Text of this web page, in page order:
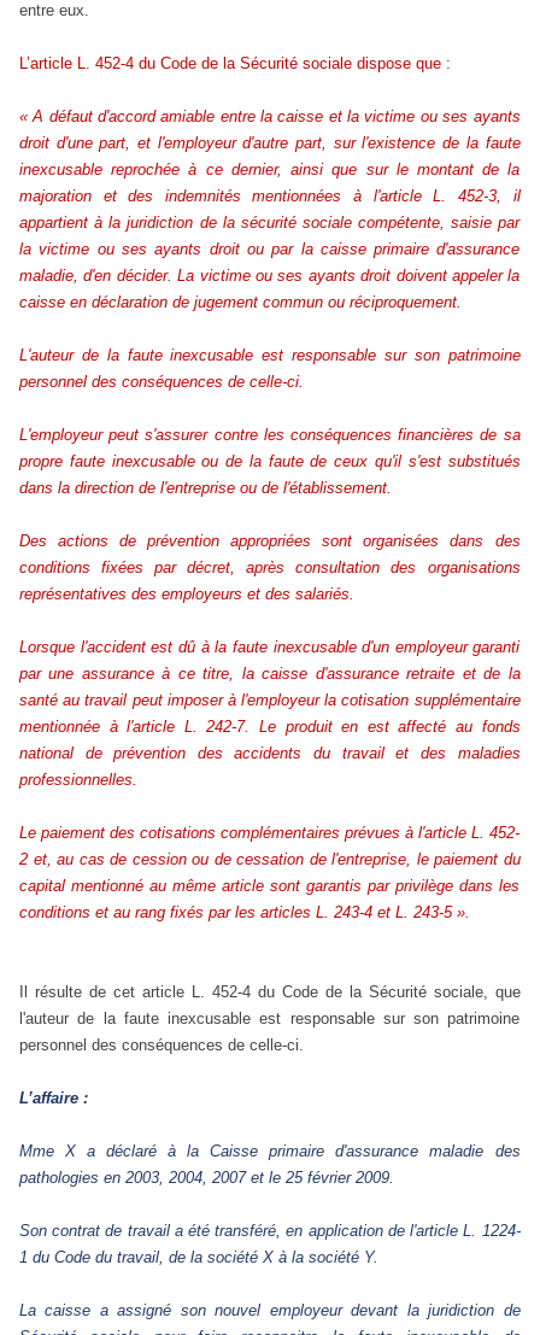
entre eux.
L’article L. 452-4 du Code de la Sécurité sociale dispose que :
« A défaut d'accord amiable entre la caisse et la victime ou ses ayants
droit d'une part, et l'employeur d'autre part, sur l'existence de la faute
inexcusable reprochée à ce dernier, ainsi que sur le montant de la
majoration et des indemnités mentionnées à l'article L. 452-3, il
appartient à la juridiction de la sécurité sociale compétente, saisie par
la victime ou ses ayants droit ou par la caisse primaire d'assurance
maladie, d'en décider. La victime ou ses ayants droit doivent appeler la
caisse en déclaration de jugement commun ou réciproquement.
L'auteur de la faute inexcusable est responsable sur son patrimoine
personnel des conséquences de celle-ci.
L'employeur peut s'assurer contre les conséquences financières de sa
propre faute inexcusable ou de la faute de ceux qu'il s'est substitués
dans la direction de l'entreprise ou de l'établissement.
Des actions de prévention appropriées sont organisées dans des
conditions fixées par décret, après consultation des organisations
représentatives des employeurs et des salariés.
Lorsque l'accident est dû à la faute inexcusable d'un employeur garanti
par une assurance à ce titre, la caisse d'assurance retraite et de la
santé au travail peut imposer à l'employeur la cotisation supplémentaire
mentionnée à l'article L. 242-7. Le produit en est affecté au fonds
national de prévention des accidents du travail et des maladies
professionnelles.
Le paiement des cotisations complémentaires prévues à l'article L. 452-
2 et, au cas de cession ou de cessation de l'entreprise, le paiement du
capital mentionné au même article sont garantis par privilège dans les
conditions et au rang fixés par les articles L. 243-4 et L. 243-5 ».
Il résulte de cet article L. 452-4 du Code de la Sécurité sociale, que
l'auteur de la faute inexcusable est responsable sur son patrimoine
personnel des conséquences de celle-ci.
L’affaire :
Mme X a déclaré à la Caisse primaire d'assurance maladie des
pathologies en 2003, 2004, 2007 et le 25 février 2009.
Son contrat de travail a été transféré, en application de l'article L. 1224-
1 du Code du travail, de la société X à la société Y.
La caisse a assigné son nouvel employeur devant la juridiction de